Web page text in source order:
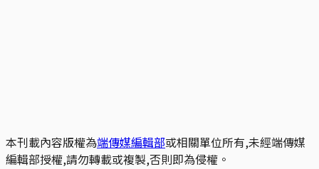
本刊載內容版權為端傳媒編輯部或相關單位所有,未經端傳媒
編輯部授權,請勿轉載或複製,否則即為侵權。